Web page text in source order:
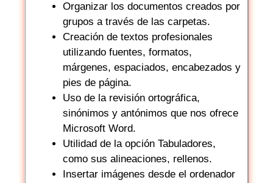
Organizar los documentos creados por
grupos a través de las carpetas.
Creación de textos profesionales
utilizando fuentes, formatos,
márgenes, espaciados, encabezados y
pies de página.
Uso de la revisión ortográfica,
sinónimos y antónimos que nos ofrece
Microsoft Word.
Utilidad de la opción Tabuladores,
como sus alineaciones, rellenos.
Insertar imágenes desde el ordenador